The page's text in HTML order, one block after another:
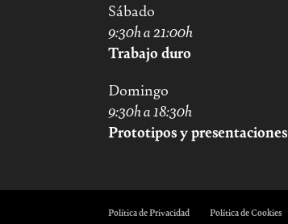
Sábado
9:30h a 21:00h
Trabajo duro
Domingo
9:30h a 18:30h
Prototipos y presentaciones
Política de Privacidad Política de Cookies